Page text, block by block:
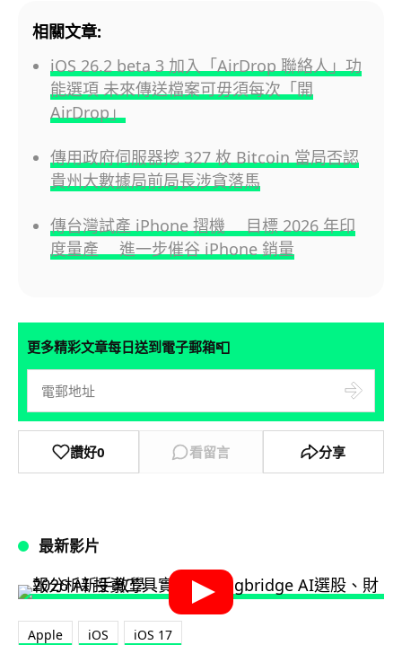
相關文章:
iOS 26.2 beta 3 加入「AirDrop 聯絡人」功
能選項 未來傳送檔案可毋須每次「開
AirDrop」
傳用政府伺服器挖 327 枚 Bitcoin 當局否認
貴州大數據局前局長涉貪落馬
傳台灣試產 iPhone 摺機 目標 2026 年印
度量產 進一步催谷 iPhone 銷量
更多精彩文章每日送到電子郵箱📮
讚好0 看留言 分享
最新影片
Apple iOS iOS 17